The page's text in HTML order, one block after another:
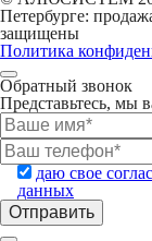
Петербурге:
защищены
Политика
Обратный звонок
Представьтесь, мы
даю свое
данных